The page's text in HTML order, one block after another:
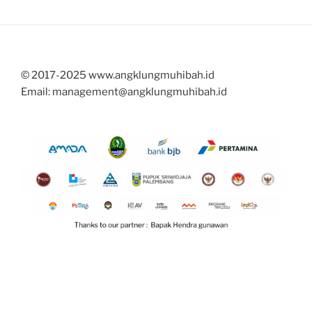
Eropa”
© 2017-2025 www.angklungmuhibah.id
Email: management@angklungmuhibah.id